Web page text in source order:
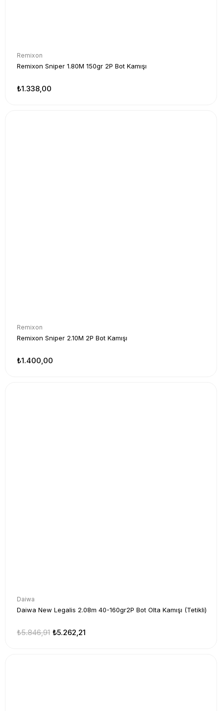
Remixon
Remixon Sniper 1.80M 150gr 2P Bot Kamışı
₺1.338,00
Remixon
Remixon Sniper 2.10M 2P Bot Kamışı
₺1.400,00
Daiwa
Daiwa New Legalis 2.08m 40-160gr2P Bot Olta Kamışı (Tetikli)
₺5.262,21
₺5.846,91